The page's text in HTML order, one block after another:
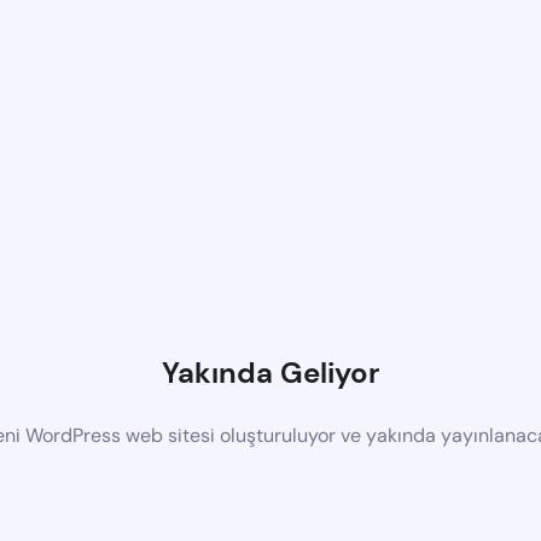
Yakında Geliyor
WordPress web sitesi oluşturuluyor ve yakında